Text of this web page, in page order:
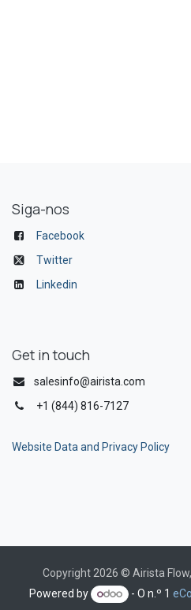
Siga-nos
Facebook
Twitter
Linkedin
Get in touch
salesinfo@airista.com
+1 (844) 816-7127
Website Data and Privacy Policy
Copyright 2026 © Airista
Powered by - O n.º 1